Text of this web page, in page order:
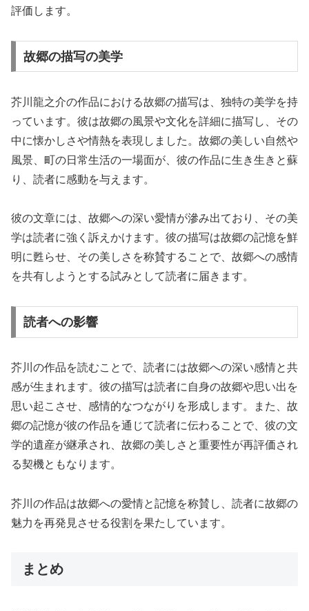
評価します。
故郷の描写の美学
芥川龍之介の作品における故郷の描写は、独特の美学を持
っています。彼は故郷の風景や文化を詳細に描写し、その
中に懐かしさや情熱を表現しました。故郷の美しい自然や
風景、町の日常生活の一場面が、彼の作品に生き生きと蘇
り、読者に感動を与えます。
彼の文章には、故郷への深い愛情が滲み出ており、その美
学は読者に強く訴えかけます。彼の描写は故郷の記憶を鮮
明に甦らせ、その美しさを称賛することで、故郷への感情
を共有しようとする試みとして読者に届きます。
読者への影響
芥川の作品を読むことで、読者には故郷への深い感情と共
感が生まれます。彼の描写は読者に自身の故郷や思い出を
思い起こさせ、感情的なつながりを形成します。また、故
郷の記憶が彼の作品を通じて読者に伝わることで、彼の文
学的遺産が継承され、故郷の美しさと重要性が再評価され
る契機ともなります。
芥川の作品は故郷への愛情と記憶を称賛し、読者に故郷の
魅力を再発見させる役割を果たしています。
まとめ